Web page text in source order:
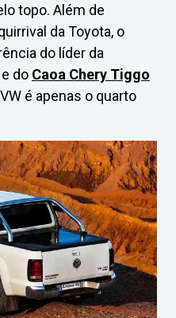
topo. Além de
da Toyota, o
do líder da
e do Caoa Chery Tiggo
é apenas o quarto